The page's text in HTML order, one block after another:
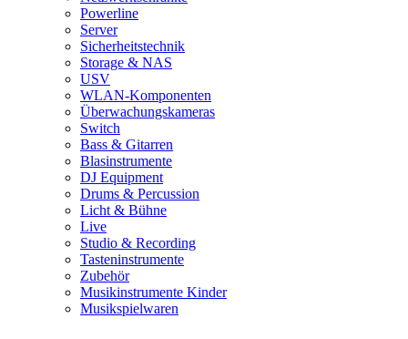
Powerline
Server
Sicherheitstechnik
Storage & NAS
USV
WLAN-Komponenten
Überwachungskameras
Switch
Bass & Gitarren
Blasinstrumente
DJ Equipment
Drums & Percussion
Licht & Bühne
Live
Studio & Recording
Tasteninstrumente
Zubehör
Musikinstrumente Kinder
Musikspielwaren